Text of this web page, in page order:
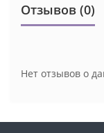
Отзывов (0)
Нет отзывов о